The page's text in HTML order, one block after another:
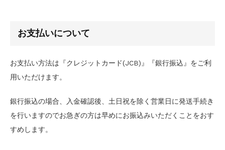
お支払いについて
お支払い方法は『クレジットカード(JCB)』『銀行振込』をご利
用いただけます。
銀行振込の場合、入金確認後、土日祝を除く営業日に発送手続き
を行いますのでお急ぎの方は早めにお振込みいただくことをおす
すめします。